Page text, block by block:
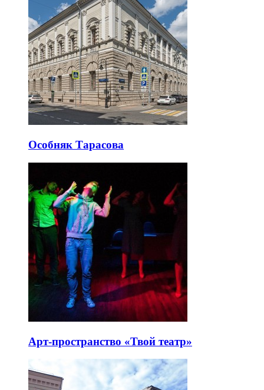
Особняк Тарасова
Арт-пространство «Твой театр»